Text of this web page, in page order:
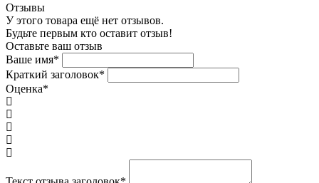
Отзывы
У этого товара ещё нет отзывов.
Будьте первым кто оставит отзыв!
Оставьте ваш отзыв
Ваше имя*
Краткий заголовок*
Оценка*